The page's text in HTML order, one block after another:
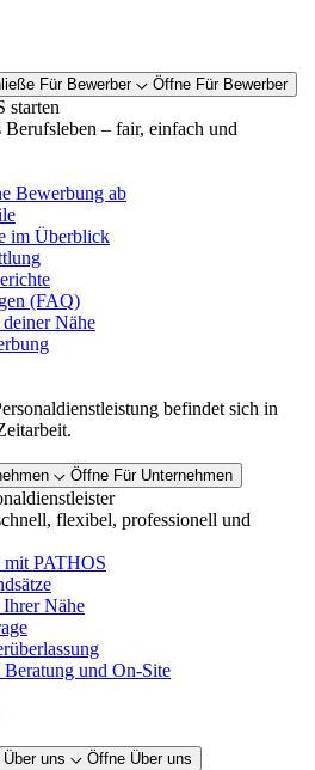
Für Bewerber Öffne Für Bewerber
starten
– fair, einfach und
Bewerbung ab
im Überblick
(FAQ)
Nähe
Öffne Für Unternehmen
flexibel, professionell und
mit PATHOS
Nähe
und On-Site
uns Öffne Über uns